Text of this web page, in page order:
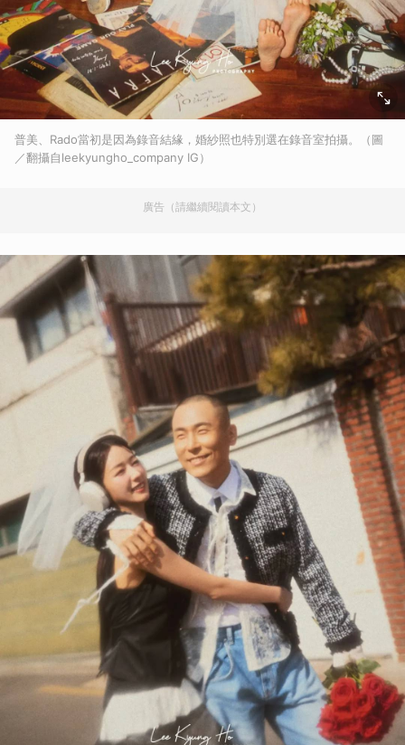
普美、Rado當初是因為錄音結緣，婚紗照也特別選在錄音室拍攝。（圖
／翻攝自leekyungho_company IG）
廣告（請繼續閱讀本文）